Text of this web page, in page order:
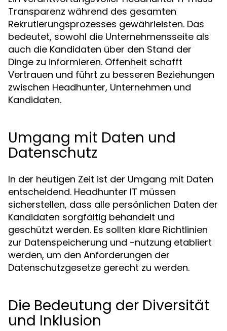
Transparenz während des gesamten
Rekrutierungsprozesses gewährleisten. Das
bedeutet, sowohl die Unternehmensseite als
auch die Kandidaten über den Stand der
Dinge zu informieren. Offenheit schafft
Vertrauen und führt zu besseren Beziehungen
zwischen Headhunter, Unternehmen und
Kandidaten.
Umgang mit Daten und
Datenschutz
In der heutigen Zeit ist der Umgang mit Daten
entscheidend. Headhunter IT müssen
sicherstellen, dass alle persönlichen Daten der
Kandidaten sorgfältig behandelt und
geschützt werden. Es sollten klare Richtlinien
zur Datenspeicherung und -nutzung etabliert
werden, um den Anforderungen der
Datenschutzgesetze gerecht zu werden.
Die Bedeutung der Diversität
und Inklusion